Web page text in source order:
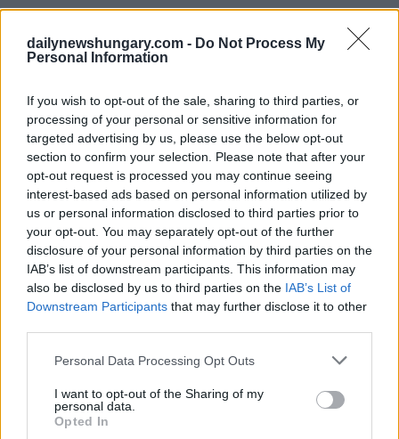
dailynewshungary.com - Do Not Process My
Personal Information
If you wish to opt-out of the sale, sharing to third parties, or
processing of your personal or sensitive information for
targeted advertising by us, please use the below opt-out
section to confirm your selection. Please note that after your
opt-out request is processed you may continue seeing
interest-based ads based on personal information utilized by
us or personal information disclosed to third parties prior to
your opt-out. You may separately opt-out of the further
disclosure of your personal information by third parties on the
IAB’s list of downstream participants. This information may
also be disclosed by us to third parties on the IAB’s List of
Downstream Participants that may further disclose it to other
Please note that this website/app uses one or more Google
not limited to your visit or usage behaviour. You may click to
grant or deny consent to Google and its third-party tags to
use your data for below specified purposes in below Google
Personal Data Processing Opt Outs
I want to opt-out of the Sharing of my
personal data.
Opted In
Interesse exportorientierter multinationaler Unternehmen
gezielt zu schwächen.
Er sagteJobbik Die beiden Änderungsanträge dem Parlament
noch in dieser Woche vorlegen würde.
Lesen Sie auch:
Beabsichtigt die Regierung, den
Forint-Wechselkurs zu stärken?
Lesen Sie auch
Schwacher Forint: Euroisierung in
Ungarn kommt
Parlament #ungarische Wirtschaft
ungarisches parlament